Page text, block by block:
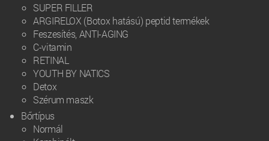
SUPER FILLER
ARGIRELOX (Botox hatású) peptid termékek
Feszesítés, ANTI-AGING
C-vitamin
RETINAL
YOUTH BY NATICS
Detox
Szérum maszk
Bőrtípus
Normál